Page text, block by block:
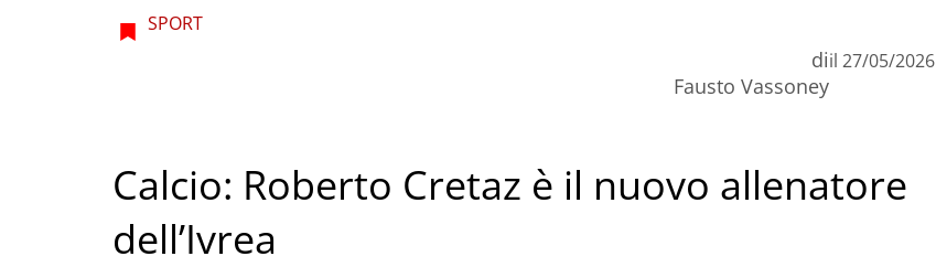
SPORT
di
Fausto Vassoney
il 27/05/2026
Calcio: Roberto Cretaz è il nuovo allenatore
dell’Ivrea